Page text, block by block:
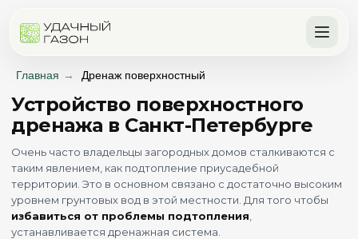
Главная → Дренаж поверхностный
Устройство поверхностного
дренажа в Санкт-Петербурге
Очень часто владельцы загородных домов сталкиваются с
таким явлением, как подтопление приусадебной
территории. Это в основном связано с достаточно высоким
уровнем грунтовых вод в этой местности. Для того чтобы
избавиться от проблемы подтопления
устанавливается дренажная система.